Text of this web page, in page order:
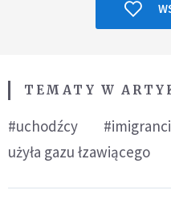
TEMATY W
#uchodźcy #imigranci
użyła gazu łzawiącego